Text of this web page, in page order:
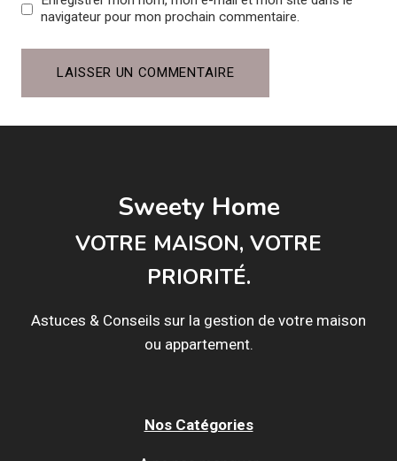
navigateur pour mon prochain commentaire.
Sweety Home
VOTRE MAISON, VOTRE
PRIORITÉ.
Astuces & Conseils sur la gestion de votre maison
ou appartement.
Nos Catégories